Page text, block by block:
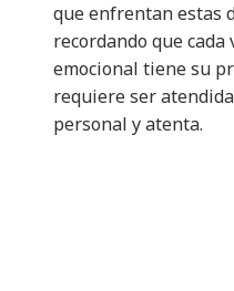
que enfrentan estas
recordando que cada
emocional tiene su
requiere ser
personal y atenta.